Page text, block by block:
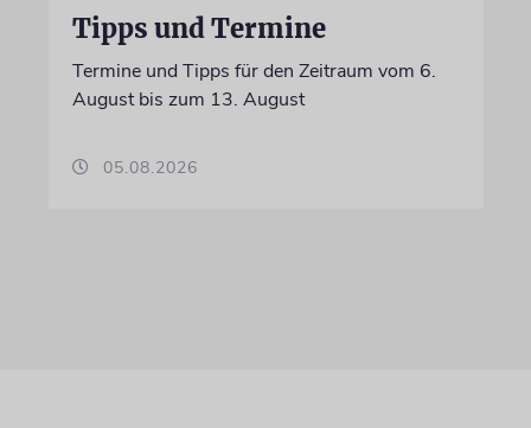
Tipps und Termine
Termine und Tipps für den Zeitraum vom 6.
August bis zum 13. August
05.08.2026